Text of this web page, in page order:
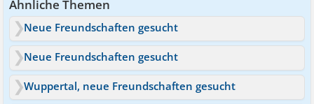
Ähnliche Themen
Neue Freundschaften gesucht
Neue Freundschaften gesucht
Wuppertal, neue Freundschaften gesucht